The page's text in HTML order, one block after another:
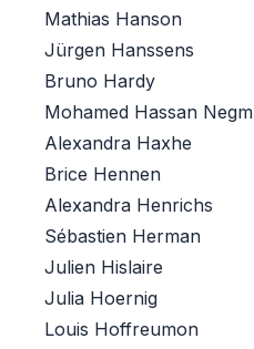
Mathias Hanson
Jürgen Hanssens
Bruno Hardy
Mohamed Hassan Negm
Alexandra Haxhe
Brice Hennen
Alexandra Henrichs
Sébastien Herman
Julien Hislaire
Julia Hoernig
Louis Hoffreumon